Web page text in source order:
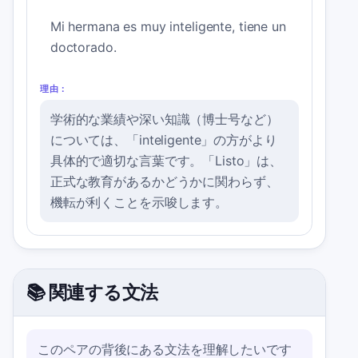
Mi hermana es muy inteligente, tiene un
doctorado.
理由：
学術的な業績や深い知識（博士号など）
については、「inteligente」の方がより
具体的で適切な言葉です。「Listo」は、
正式な教育があるかどうかに関わらず、
機転が利くことを示唆します。
📚 関連する文法
このペアの背後にある文法を理解したいです